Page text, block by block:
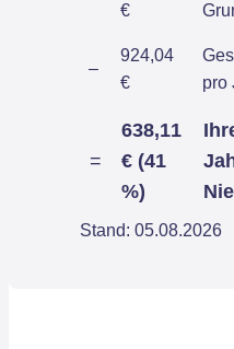
€
–
924,04
€
pro
=
638,11
€ (41
%)
Stand: 05.08.2026